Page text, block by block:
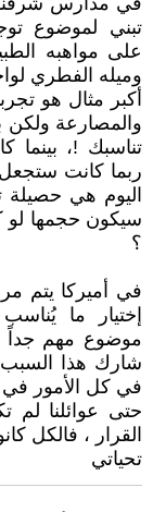
تبني لموضوع
على مواهبه
وميله الفطري
أكبر مثال هو
والمصارعة ولكن
تناسبك !، بينما
ربما كانت ستجعل
اليوم هي
سيكون حجمها لو
؟
في أميركا يتم
إختيار ما
موضوع مهم جداً
شارك هذا
في كل الأمور في
حتى عوائلنا لم
القرار ، فالكل
تحياتي